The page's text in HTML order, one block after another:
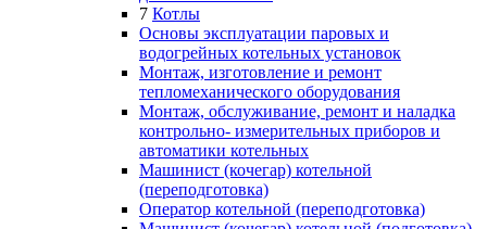
7 Котлы
Основы эксплуатации паровых и
водогрейных котельных установок
Монтаж, изготовление и ремонт
тепломеханического оборудования
Монтаж, обслуживание, ремонт и наладка
контрольно- измерительных приборов и
автоматики котельных
Машинист (кочегар) котельной
(переподготовка)
Оператор котельной (переподготовка)